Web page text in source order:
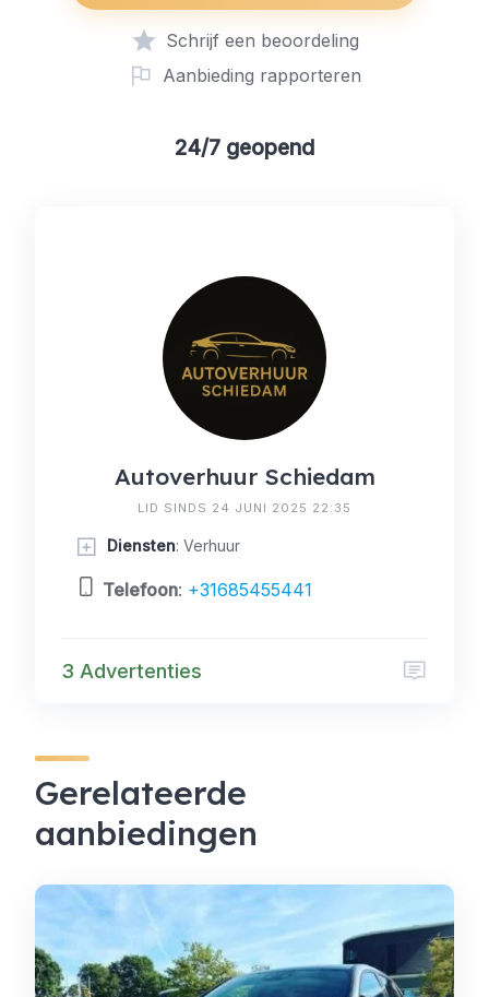
Schrijf een beoordeling
Aanbieding rapporteren
24/7 geopend
Autoverhuur Schiedam
LID SINDS 24 JUNI 2025 22:35
Diensten: Verhuur
Telefoon: +31685455441
3 Advertenties
Gerelateerde
aanbiedingen